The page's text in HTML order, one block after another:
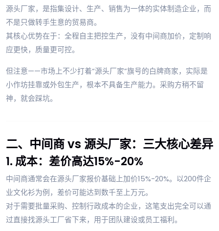
源头厂家，是指集设计、生产、销售为一体的实体制造企业，而
不是只做转手生意的贸易商。
其核心优势在于：全程自主把控生产，没有中间商加价，定制响
应更快，质量更可控。
但注意——市场上不少打着“源头厂家”旗号的白牌商家，实际是
小作坊挂靠或外包生产，根本不具备生产能力。采购方稍不留
神，就会踩坑。
二、中间商 vs 源头厂家：三大核心差异
1. 成本：差价高达15%-20%
中间商通常会在源头厂家报价基础上加价15%-20%。以200件企
业文化衫为例，差价可能达到数千至上万元。
对于需要批量采购、控制行政成本的企业，这笔支出完全可以通
过直接找源头工厂省下来，用于团队建设或员工福利。